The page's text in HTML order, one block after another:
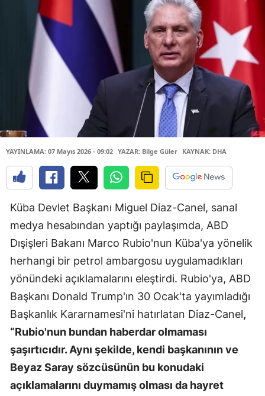
YAYINLAMA: 07 Mayıs 2026 - 09:02 YAZAR: Bilge Güler KAYNAK: DHA
Küba Devlet Başkanı Miguel Diaz-Canel, sanal
medya hesabından yaptığı paylaşımda, ABD
Dışişleri Bakanı Marco Rubio'nun Küba'ya yönelik
herhangi bir petrol ambargosu uygulamadıkları
yönündeki açıklamalarını eleştirdi. Rubio'ya, ABD
Başkanı Donald Trump'ın 30 Ocak'ta yayımladığı
Başkanlık Kararnamesi'ni hatırlatan Diaz-Canel,
“Rubio'nun bundan haberdar olmaması
şaşırtıcıdır. Aynı şekilde, kendi başkanının ve
Beyaz Saray sözcüsünün bu konudaki
açıklamalarını duymamış olması da hayret